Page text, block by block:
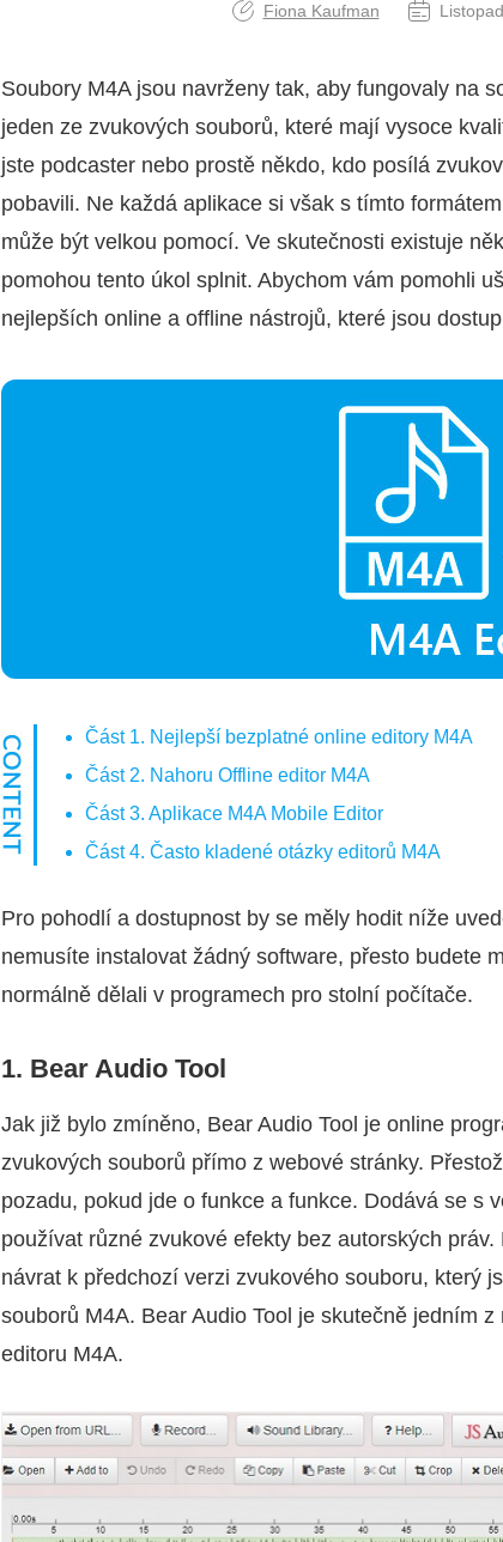
Fiona Kaufman
Soubory M4A jsou navrženy tak, aby fungovaly na
jeden ze zvukových souborů, které mají vysoce
jste podcaster nebo prostě někdo, kdo posílá
pobavili. Ne každá aplikace si však s tímto
může být velkou pomocí. Ve skutečnosti existuje
pomohou tento úkol splnit. Abychom vám pomohli
nejlepších online a offline nástrojů, které jsou
Část 1. Nejlepší bezplatné online editory M4A
Část 2. Nahoru Offline editor M4A
Část 3. Aplikace M4A Mobile Editor
Část 4. Často kladené otázky editorů M4A
Pro pohodlí a dostupnost by se měly hodit níže
nemusíte instalovat žádný software, přesto budete
normálně dělali v programech pro stolní počítače.
1. Bear Audio Tool
Jak již bylo zmíněno, Bear Audio Tool je online
zvukových souborů přímo z webové stránky.
pozadu, pokud jde o funkce a funkce. Dodává se s
používat různé zvukové efekty bez autorských
návrat k předchozí verzi zvukového souboru, který
souborů M4A. Bear Audio Tool je skutečně jedním
editoru M4A.